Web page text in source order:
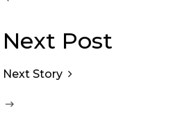
Next Post
Next Story